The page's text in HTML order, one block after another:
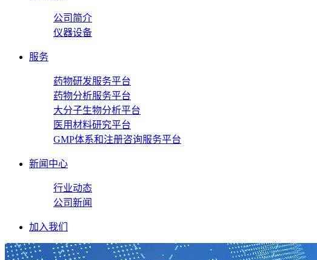
公司简介
仪器设备
服务
药物研发服务平台
药物分析服务平台
大分子生物分析平台
医用材料研究平台
GMP体系和注册咨询服务平台
新闻中心
行业动态
公司新闻
加入我们